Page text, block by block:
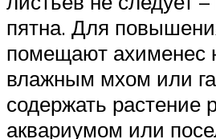
пятна. Для
помещают ахименес
влажным мхом или
содержать растение
аквариумом или